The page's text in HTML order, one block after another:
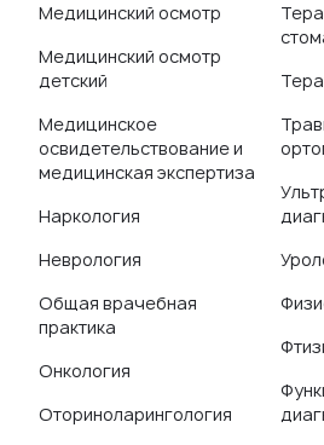
Медицинский осмотр
Медицинский осмотр
детский
Медицинское
освидетельствование и
медицинская экспертиза
Наркология
Неврология
Общая врачебная
практика
Онкология
Оториноларингология